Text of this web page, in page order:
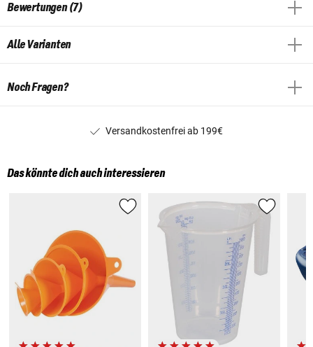
Bewertungen (7)
Alle Varianten
Noch Fragen?
Versandkostenfrei ab 199€
Das könnte dich auch interessieren